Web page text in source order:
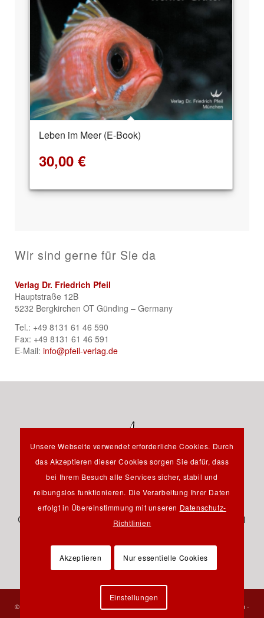
Leben im Meer (E-Book)
30,00 €
Wir sind gerne für Sie da
Verlag Dr. Friedrich Pfeil
Hauptstraße 12B
5232 Bergkirchen OT Günding – Germany
Tel.: +49 8131 61 46 590
Fax: +49 8131 61 46 591
E-Mail: info@pfeil-verlag.de
Hauptstraße 12B - 85232 Bergkirchen OT Günding -
Germany - Tel.: +49 8131 61 46 590 - Fax: +49 8131 61
© 2023 Verlag Dr. Friedrich Pfeil - Alle Rechte vorbehalten - Impressum-
Unsere Webseite verwendet erforderliche Cookies. Durch
das Akzeptieren dieser Cookies sorgen Sie dafür, dass
bei Ihrem Besuch alle Services sicher, stabil und
reibungslos funktionieren. Die Verarbeitung Ihrer Daten
erfolgt in Übereinstimmung mit unseren Datenschutz-
Richtlinien
Akzeptieren Nur essentielle Cookies
Einstellungen